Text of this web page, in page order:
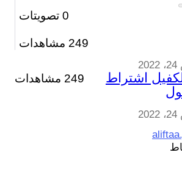
0 تصويتات
249 مشاهدات
249 مشاهدات
للكفيل اشتراط